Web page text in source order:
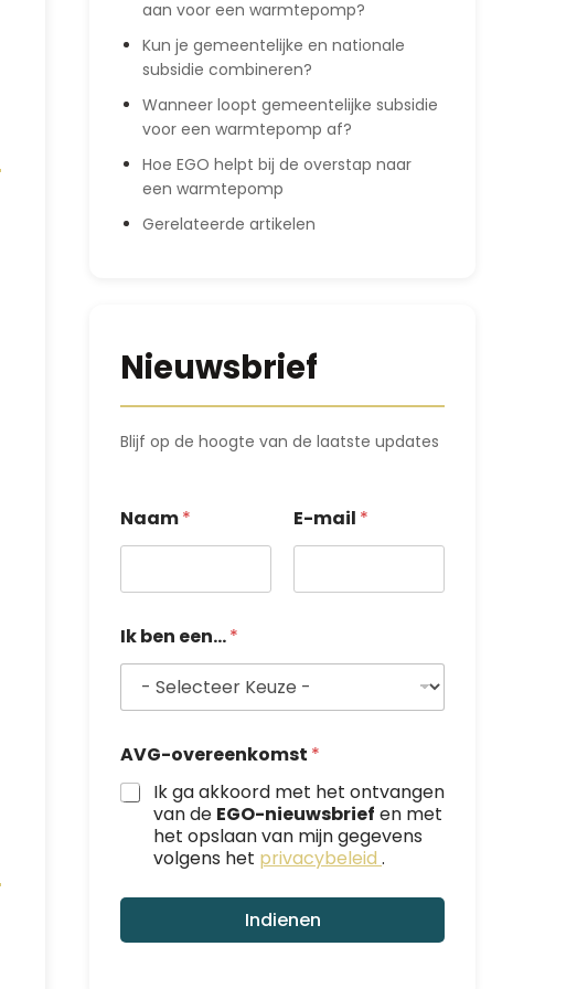
aan voor een warmtepomp?
Kun je gemeentelijke en nationale
subsidie combineren?
Wanneer loopt gemeentelijke subsidie
voor een warmtepomp af?
Hoe EGO helpt bij de overstap naar
een warmtepomp
Gerelateerde artikelen
Nieuwsbrief
Blijf op de hoogte van de laatste updates
Naam* E-mail *
Ik ben een...*
a
y
o
a
E
AVG-overeenkomst *
Ik ga akkoord met het ontvangen
van de EGO-nieuwsbrief en met
het opslaan van mijn gegevens
volgens het privacybeleid .
Indienen